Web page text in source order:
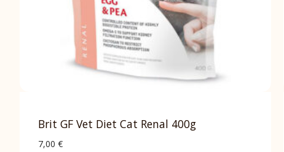
Brit GF Vet Diet Cat Renal 400g
7,00 €